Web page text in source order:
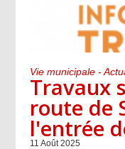
Vie municipale -
Travaux
route de
l'entrée
11 Août 2025